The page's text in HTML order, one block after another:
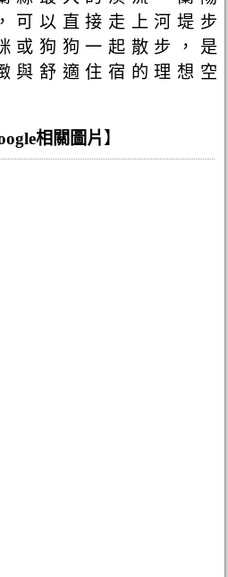
可以直接走上河堤步
或狗狗一起散步，是
與舒適住宿的理想空
相關圖片】